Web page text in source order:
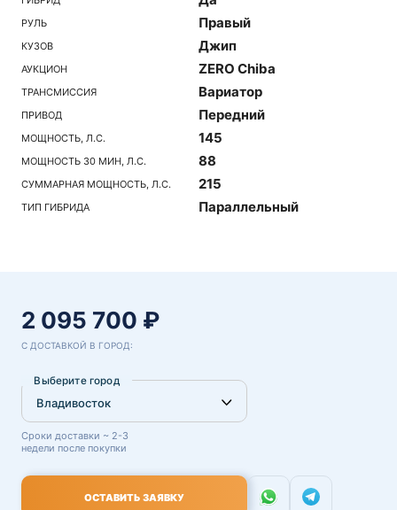
РУЛЬ Правый
КУЗОВ Джип
АУКЦИОН ZERO Chiba
ТРАНСМИССИЯ Вариатор
ПРИВОД Передний
МОЩНОСТЬ, Л.С. 145
МОЩНОСТЬ 30 МИН, Л.С. 88
СУММАРНАЯ МОЩНОСТЬ, Л.С. 215
ТИП ГИБРИДА Параллельный
2 095 700 ₽
С ДОСТАВКОЙ В ГОРОД:
Выберите город
Сроки доставки ~ 2-3
недели после покупки
ОСТАВИТЬ ЗАЯВКУ